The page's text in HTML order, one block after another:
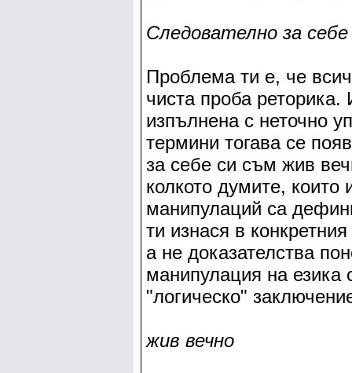
Следователно за
Проблема ти е, че
чиста проба реторика.
изпълнена с неточно
термини тогава се
за себе си съм жив
колкото думите, които
манипулаций са
ти изнася в
а не доказателства
манипулация на езика
"логическо"
жив вечно